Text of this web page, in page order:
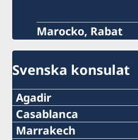
Marocko, Rabat
Svenska konsulat
Agadir
Telefon
Casablanca
Telefon
Marrakech